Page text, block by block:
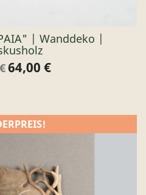
| Wanddeko |
Preis
64,00 €